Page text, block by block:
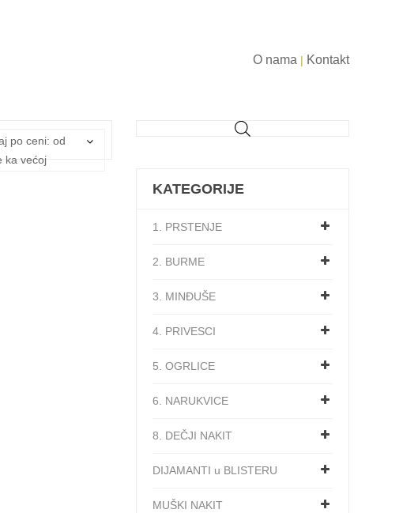
O nama | Kontakt
po ceni: od
ka većoj
KATEGORIJE
1. PRSTENJE
2. BURME
3. MINĐUŠE
4. PRIVESCI
5. OGRLICE
6. NARUKVICE
8. DEČJI NAKIT
DIJAMANTI u BLISTERU
MUŠKI NAKIT